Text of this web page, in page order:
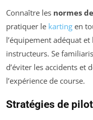
Connaître les normes
pratiquer le karting en
l’équipement adéquat
instructeurs. Se
d’éviter les accidents et
l’expérience de course.
Stratégies de